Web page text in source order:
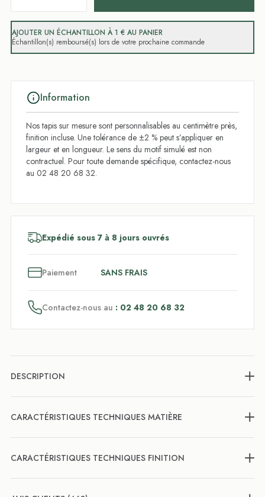
AJOUTER UN ÉCHANTILLON À 1 € AU PANIER
Échantillon(s) remboursé(s) lors de votre prochaine commande
Information
Nos tapis sur mesure sont personnalisables au centimètre près,
finition incluse. Une tolérance de ±2 % peut s’appliquer en
largeur et en longueur. Le sens du motif simulé est non
contractuel. Pour toute demande spécifique, contactez-nous
au 02 48 20 68 32.
Expédié sous 7 à 8 jours ouvrés
Paiement SANS FRAIS
Contactez-nous au : 02 48 20 68 32
DESCRIPTION
CARACTÉRISTIQUES TECHNIQUES MATIÈRE
CARACTÉRISTIQUES TECHNIQUES FINITION